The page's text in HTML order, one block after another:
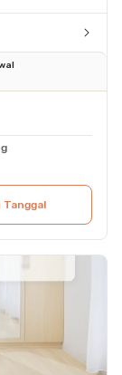
Tanggal